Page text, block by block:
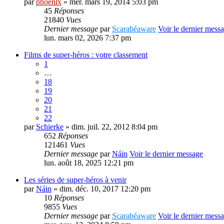
parphoenlx » mer. mars 19, 2014 5:03 pm
45 Réponses
21840 Vues
Dernier message par Scarabéaware Voir le dernier
lun. mars 02, 2026 7:37 pm
Films de super-héros : votre classement
1
…
18
19
20
21
22
par Schierke » dim. juil. 22, 2012 8:04 pm
652 Réponses
121461 Vues
Dernier message parNáin Voir le dernier message
lun. août 18, 2025 12:21 pm
Les séries de super-héros à venir
parNáin » dim. déc. 10, 2017 12:20 pm
10 Réponses
9855 Vues
Dernier message par Scarabéaware Voir le dernier